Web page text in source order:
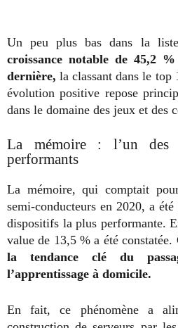
Un peu plus bas dans la
croissance notable de 45,2
dernière, la classant dans le top
évolution positive repose
dans le domaine des jeux et des
La mémoire : l’un des
performants
La mémoire, qui comptait
semi-conducteurs en 2020, a
dispositifs la plus performante.
value de 13,5 % a été constatée.
la tendance clé du
l’apprentissage à domicile.
En fait, ce phénomène a